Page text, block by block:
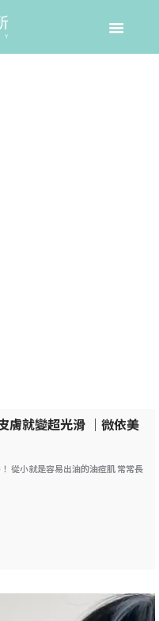
膚就變超光滑 ｜微依美
從小就是容易出油的油痘肌 常常長